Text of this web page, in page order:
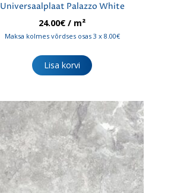
Universaalplaat Palazzo White
24.00€ / m²
Maksa kolmes võrdses osas 3 x 8.00€
Lisa korvi